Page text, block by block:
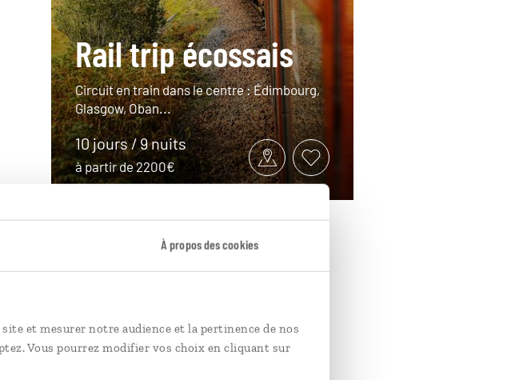
À propos des cookies
et mesurer notre audience et la pertinence de nos
Vous pourrez modifier vos choix en cliquant sur
Rail trip écossais
Circuit en train dans le centre : Édimbourg,
Glasgow, Oban...
10 jours / 9 nuits
à partir de 2200€